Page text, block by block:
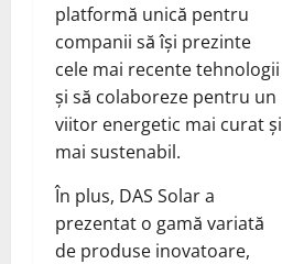
platformă unică pentru
companii să își prezinte
cele mai recente tehnologii
și să colaboreze pentru un
viitor energetic mai curat și
mai sustenabil.
În plus, DAS Solar a
prezentat o gamă variată
de produse inovatoare,